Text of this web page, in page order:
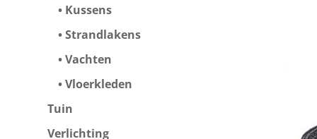
Kussens
Strandlakens
Vachten
Vloerkleden
Tuin
Verlichting